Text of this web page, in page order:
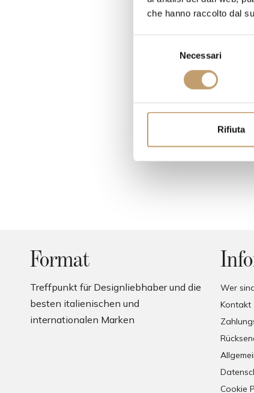
che hanno raccolto dal
e
n
s
Necessari
Rifiuta
Format
Treffpunkt für Designliebhaber und die
besten italienischen und
internationalen Marken
Wer
Kontakt
Cookie